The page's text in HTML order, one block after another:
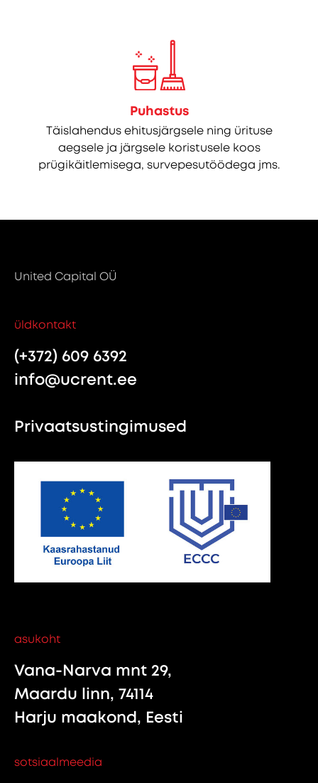
Puhastus
Täislahendus ehitusjärgsele ning ürituse
aegsele ja järgsele koristusele koos
prügikäitlemisega, survepesutöödega jms.
United Capital OÜ
üldkontakt
(+372) 609 6392
info@ucrent.ee
Privaatsustingimused
asukoht
Vana-Narva mnt 29,
Maardu linn, 74114
Harju maakond, Eesti
sotsiaalmeedia